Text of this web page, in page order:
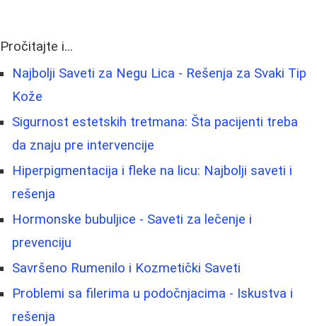
Pročitajte i...
Najbolji Saveti za Negu Lica - Rešenja za Svaki Tip
Kože
Sigurnost estetskih tretmana: Šta pacijenti treba
da znaju pre intervencije
Hiperpigmentacija i fleke na licu: Najbolji saveti i
rešenja
Hormonske bubuljice - Saveti za lečenje i
prevenciju
Savršeno Rumenilo i Kozmetički Saveti
Problemi sa filerima u podočnjacima - Iskustva i
rešenja